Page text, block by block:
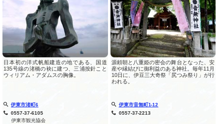
日本初の洋式帆船建造の地である、国道
135号線の渚橋の袂に建つ、三浦按針こと
ウィリアム・アダムスの胸像。
伊東市渚町6
0557-37-6105
伊東市観光協会
源頼朝と八重姫の密会の舞台となった、安
産や縁結びに御利益のある神社。毎年11月
10日に、伊豆三大奇祭「尻つみ祭り」が行
われる。
伊東市音無町1-12
0557-37-2213